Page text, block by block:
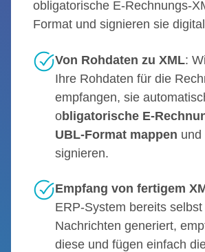
obligatorische E-Rechnungs-
Format und signieren sie
Von Rohdaten zu XML:
Ihre Rohdaten für die
empfangen, sie
obligatorische E-
UBL-Format mappen und
signieren.
Empfang von fertigem
ERP-System bereits
Nachrichten generiert,
diese und fügen einfach